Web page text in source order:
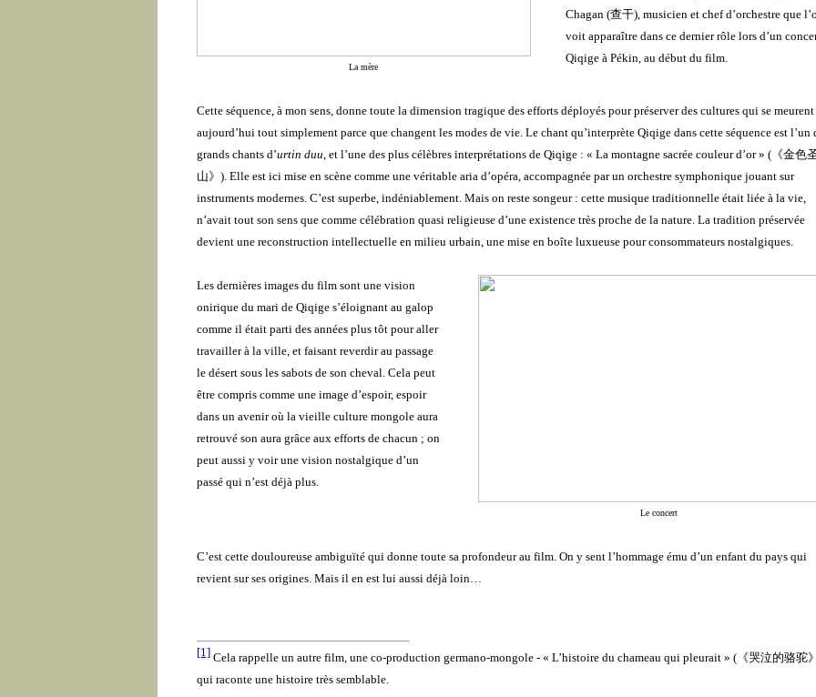
La mère
Chagan (查干), musicien et chef d’orchestre que
voit apparaître dans ce dernier rôle lors d’un
Qiqige à Pékin, au début du film.
Cette séquence, à mon sens, donne toute la dimension tragique des efforts déployés pour préserver des cultures qui se meurent
aujourd’hui tout simplement parce que changent les modes de vie. Le chant qu’interprète Qiqige dans cette séquence est l’un
grands chants d’urtin duu, et l’une des plus célèbres interprétations de Qiqige : « La montagne sacrée couleur d’or » (《金色
山》 ). Elle est ici mise en scène comme une véritable aria d’opéra, accompagnée par un orchestre symphonique jouant sur
instruments modernes. C’est superbe, indéniablement. Mais on reste songeur : cette musique traditionnelle était liée à la vie,
n’avait tout son sens que comme célébration quasi religieuse d’une existence très proche de la nature. La tradition préservée
devient une reconstruction intellectuelle en milieu urbain, une mise en boîte luxueuse pour consommateurs nostalgiques.
Les dernières images du film sont une vision
onirique du mari de Qiqige s’éloignant au galop
comme il était parti des années plus tôt pour aller
travailler à la ville, et faisant reverdir au passage
le désert sous les sabots de son cheval. Cela peut
être compris comme une image d’espoir, espoir
dans un avenir où la vieille culture mongole aura
retrouvé son aura grâce aux efforts de chacun ; on
peut aussi y voir une vision nostalgique d’un
passé qui n’est déjà plus.
Le concert
C’est cette douloureuse ambiguïté qui donne toute sa profondeur au film. On y sent l’hommage ému d’un enfant du pays qui
revient sur ses origines. Mais il en est lui aussi déjà loin…
[1]Cela rappelle un autre film, une co-production germano-mongole - « L’histoire du chameau qui pleurait » (《哭泣的骆驼
qui raconte une histoire très semblable.